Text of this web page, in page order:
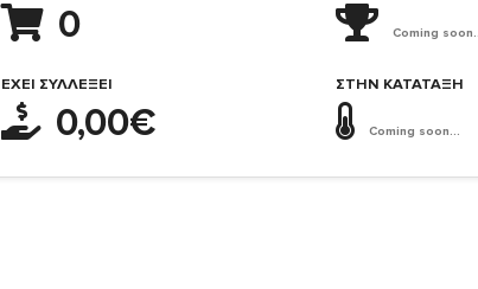
0
ΈΧΕΙ ΣΥΛΛΈΞΕΙ
0,00€
Coming soon...
ΣΤΗΝ ΚΑΤΆΤΑΞΗ
Coming soon...